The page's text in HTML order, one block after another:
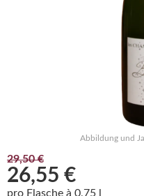
Abbildung und
29,50 €
26,55 €
pro Flasche à 0,75 l